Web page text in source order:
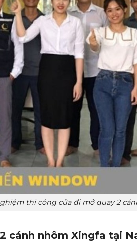
thi công cửa đi mở quay 2
cánh nhôm Xingfa tại